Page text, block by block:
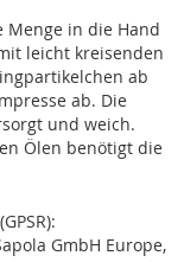
Menge in die Hand
leicht kreisenden
ab
ab. Die
und weich.
Ölen benötigt die
GmbH Europe,